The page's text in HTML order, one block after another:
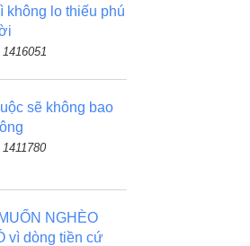
không lo thiếu phú
1416051
sẽ không bao
1411780
NGHÈO
vì dòng tiền cứ